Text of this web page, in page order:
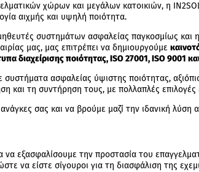
χώρων και μεγάλων κατοικιών, η
αιχμής και υψηλή ποιότητα.
συστημάτων ασφαλείας παγκοσμίως και
μας, μας επιτρέπει να δημιουργούμε
διαχείρισης ποιότητας, ISO 27001, ISO 9001
ασφαλείας ύψιστης ποιότητας,
και τη συντήρηση τους, με πολλαπλές επιλογές
σας και να βρούμε μαζί την ιδανική λύση
να εξασφαλίσουμε την προστασία του
να είστε σίγουροι για τη διασφάλιση της